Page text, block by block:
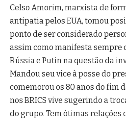
Celso Amorim, marxista de
antipatia pelos EUA, tomou
ponto de ser considerado
assim como manifesta sempre
Rússia e Putin na questão da
Mandou seu vice à posse do
comemorou os 80 anos do fim
nos BRICS vive sugerindo a
do grupo. Tem ótimas relações